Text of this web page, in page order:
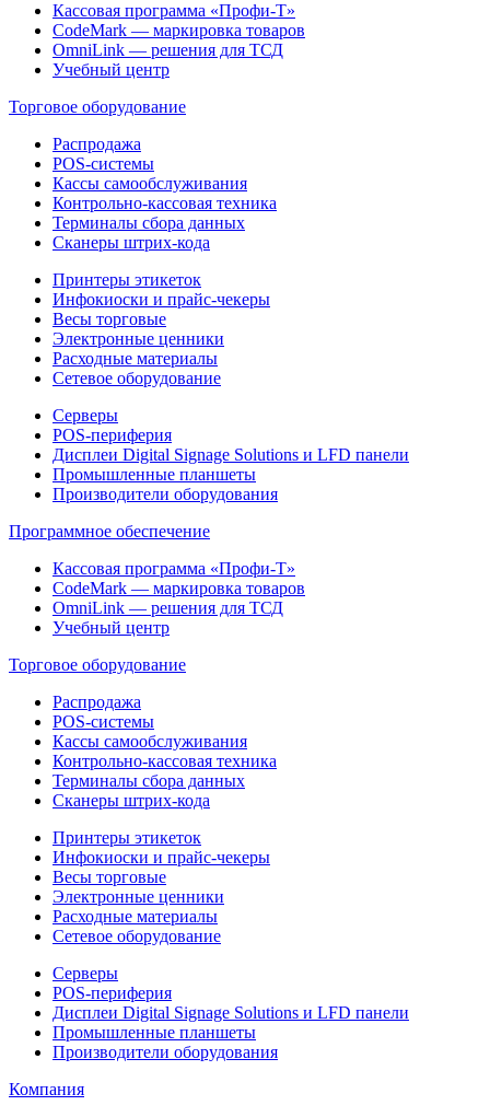
Кассовая программа «Профи-Т»
CodeMark — маркировка товаров
OmniLink — решения для ТСД
Учебный центр
Торговое оборудование
Распродажа
POS-системы
Кассы самообслуживания
Контрольно-кассовая техника
Терминалы сбора данных
Сканеры штрих-кода
Принтеры этикеток
Инфокиоски и прайс-чекеры
Весы торговые
Электронные ценники
Расходные материалы
Сетевое оборудование
Серверы
POS-периферия
Дисплеи Digital Signage Solutions и LFD панели
Промышленные планшеты
Производители оборудования
Программное обеспечение
Кассовая программа «Профи-Т»
CodeMark — маркировка товаров
OmniLink — решения для ТСД
Учебный центр
Торговое оборудование
Распродажа
POS-системы
Кассы самообслуживания
Контрольно-кассовая техника
Терминалы сбора данных
Сканеры штрих-кода
Принтеры этикеток
Инфокиоски и прайс-чекеры
Весы торговые
Электронные ценники
Расходные материалы
Сетевое оборудование
Серверы
POS-периферия
Дисплеи Digital Signage Solutions и LFD панели
Промышленные планшеты
Производители оборудования
Компания